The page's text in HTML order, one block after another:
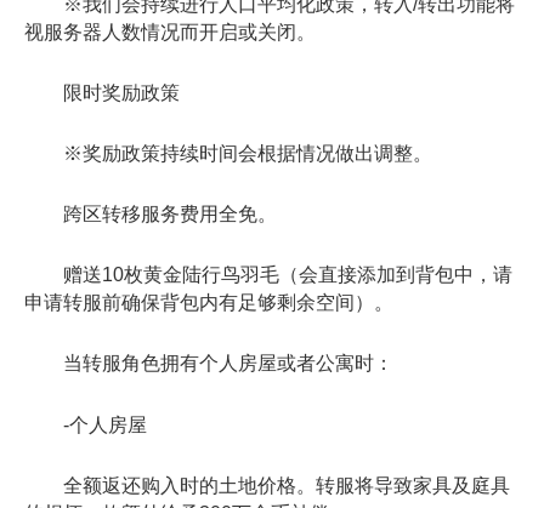
视服务器人数情况而开启或关闭。
限时奖励政策
※奖励政策持续时间会根据情况做出调整。
跨区转移服务费用全免。
赠送10枚黄金陆行鸟羽毛（会直接添加到背包中，请
申请转服前确保背包内有足够剩余空间）。
当转服角色拥有个人房屋或者公寓时：
-个人房屋
全额返还购入时的土地价格。转服将导致家具及庭具